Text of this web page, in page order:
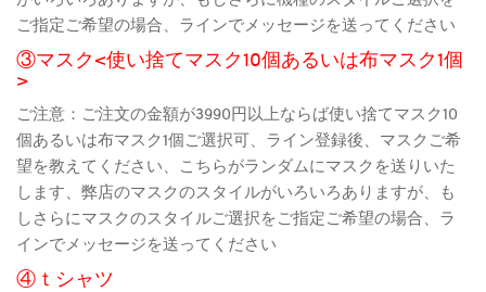
ご指定ご希望の場合、ラインでメッセージを送ってください
③マスク<使い捨てマスク10個あるいは布マスク1個
>
ご注意：ご注文の金額が3990円以上ならば使い捨てマスク10
個あるいは布マスク1個ご選択可、ライン登録後、マスクご希
望を教えてください、こちらがランダムにマスクを送りいた
します、弊店のマスクのスタイルがいろいろありますが、も
しさらにマスクのスタイルご選択をご指定ご希望の場合、ラ
インでメッセージを送ってください
④ｔシャツ